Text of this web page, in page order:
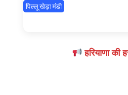
पिल्लू खेड़ा मंडी
हरियाणा